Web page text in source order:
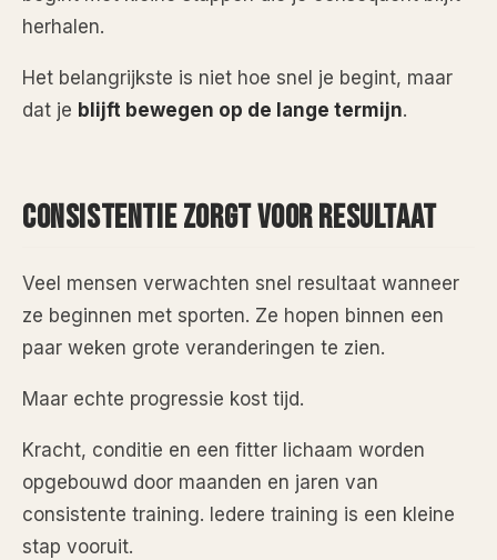
herhalen.
Het belangrijkste is niet hoe snel je begint, maar
dat je blijft bewegen op de lange termijn.
CONSISTENTIE ZORGT VOOR RESULTAAT
Veel mensen verwachten snel resultaat wanneer
ze beginnen met sporten. Ze hopen binnen een
paar weken grote veranderingen te zien.
Maar echte progressie kost tijd.
Kracht, conditie en een fitter lichaam worden
opgebouwd door maanden en jaren van
consistente training. Iedere training is een kleine
stap vooruit.